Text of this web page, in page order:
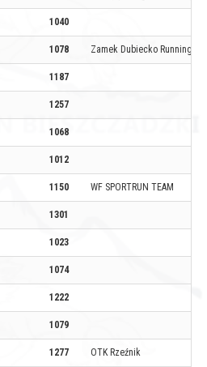
1040
1078 Zamek Dubiecko Running
1187
1257
1068
1012
1150 WF SPORTRUN TEAM
1301
1023
1074
1222
1079
1277 OTK Rzeźnik